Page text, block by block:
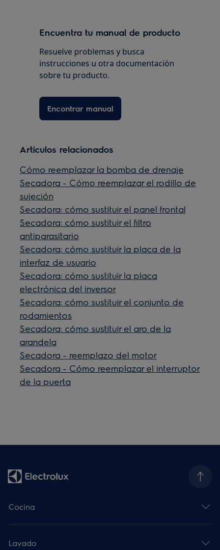
Encuentra tu manual de producto
Resuelve problemas y busca
instrucciones u otra documentación
sobre tu producto.
Encontrar manual
Artículos relacionados
Cómo reemplazar la bomba de drenaje
Secadora - Cómo reemplazar el rodillo de
sujeción
Secadora: cómo sustituir el panel frontal
Secadora: cómo sustituir el filtro
antiparasitario
Secadora: cómo sustituir la placa de la
interfaz de usuario
Secadora: cómo sustituir la placa
electrónica del inversor
Secadora: cómo sustituir el conjunto de
rodamientos
Secadora: cómo sustituir el aro de la
arandela
Secadora - reemplazo del motor
Secadora - Cómo reemplazar el interruptor
de la puerta
Cocina
Lavado